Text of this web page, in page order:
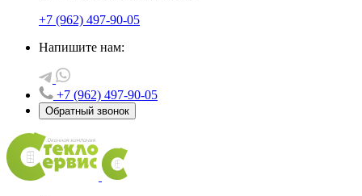
+7 (962) 497-90-05
Напишите нам:
+7 (962) 497-90-05
Обратный звонок